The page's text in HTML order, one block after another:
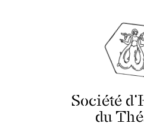
Société
du